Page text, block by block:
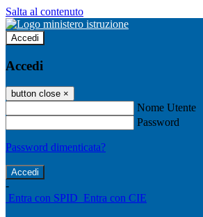
Salta al contenuto
Accedi
Accedi
button close ×
Nome Utente
Password
Password dimenticata?
-
Entra con SPID Entra con CIE